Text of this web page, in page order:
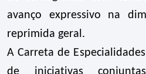
avanço expressivo na
reprimida geral.
A Carreta de
de iniciativas